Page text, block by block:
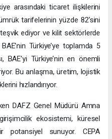
arasındaki ticaret ilişkilerini
tarifelerinin yüzde 82’sini
teşvik ediyor ve kilit sektörlerde
Türkiye’ye toplamda 5
BAE’yi Türkiye’nin en önemli
Bu anlaşma, üretim, lojistik
hızlandırıyor.
DAFZ Genel Müdürü Amna
ekosistemi, küresel
potansiyel sunuyor. CEPA